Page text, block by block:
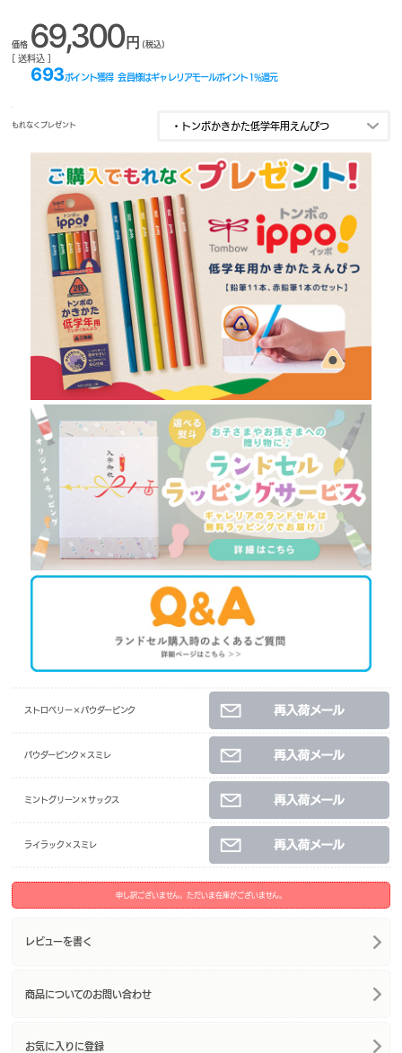
価格 69,300円 (税込)
[ 送料込 ]
693ポイント獲得 会員様はギャレリアモールポイント 1 %還元
もれなくプレゼント
ストロベリー×パウダーピンク
パウダーピンク×スミレ
ミントグリーン×サックス
ライラック×スミレ
申し訳ございません。ただいま在庫がございません。
レビューを書く
商品についてのお問い合わせ
お気に入りに登録